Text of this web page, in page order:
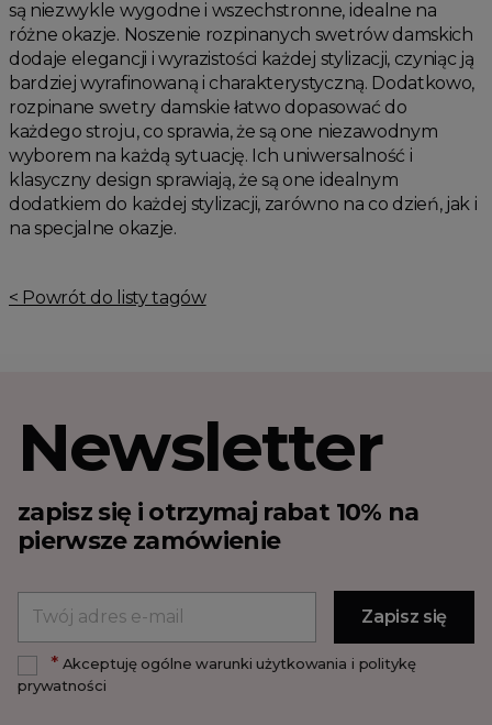
są niezwykle wygodne i wszechstronne, idealne na
różne okazje. Noszenie rozpinanych swetrów damskich
dodaje elegancji i wyrazistości każdej stylizacji, czyniąc ją
bardziej wyrafinowaną i charakterystyczną. Dodatkowo,
rozpinane swetry damskie łatwo dopasować do
każdego stroju, co sprawia, że są one niezawodnym
wyborem na każdą sytuację. Ich uniwersalność i
klasyczny design sprawiają, że są one idealnym
dodatkiem do każdej stylizacji, zarówno na co dzień, jak i
na specjalne okazje.
< Powrót do listy tagów
Newsletter
zapisz się i otrzymaj rabat 10% na
pierwsze zamówienie
*Akceptuję ogólne warunki użytkowania i politykę
prywatności